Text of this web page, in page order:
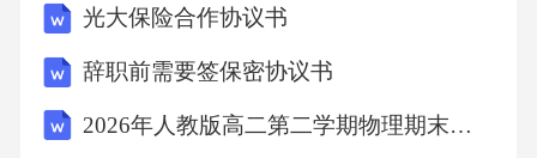
进行，及时处理突发情况。3.活动后：进行活动
总结，评估活动效果，收集反馈意见，为下次
活动提供参考。九、活动意义与影响通过本次
光大保险合作协议书
辞职前需要签保密协议书
2026年人教版高二第二学期物理期末单元整合评估试卷（附答案可下载）